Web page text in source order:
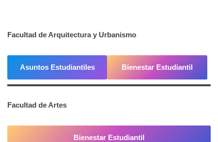
Facultad de Arquitectura y Urbanismo
Asuntos Estudiantiles Bienestar Estudiantil
Facultad de Artes
Bienestar Estudiantil